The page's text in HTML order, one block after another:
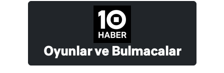
Oyunlar ve Bulmacalar